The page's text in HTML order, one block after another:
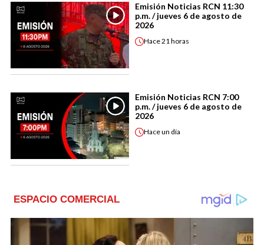
Emisión Noticias RCN 11:30
p.m. / jueves 6 de agosto de
2026
Hace21 horas
Emisión Noticias RCN 7:00
p.m. / jueves 6 de agosto de
2026
Haceun día